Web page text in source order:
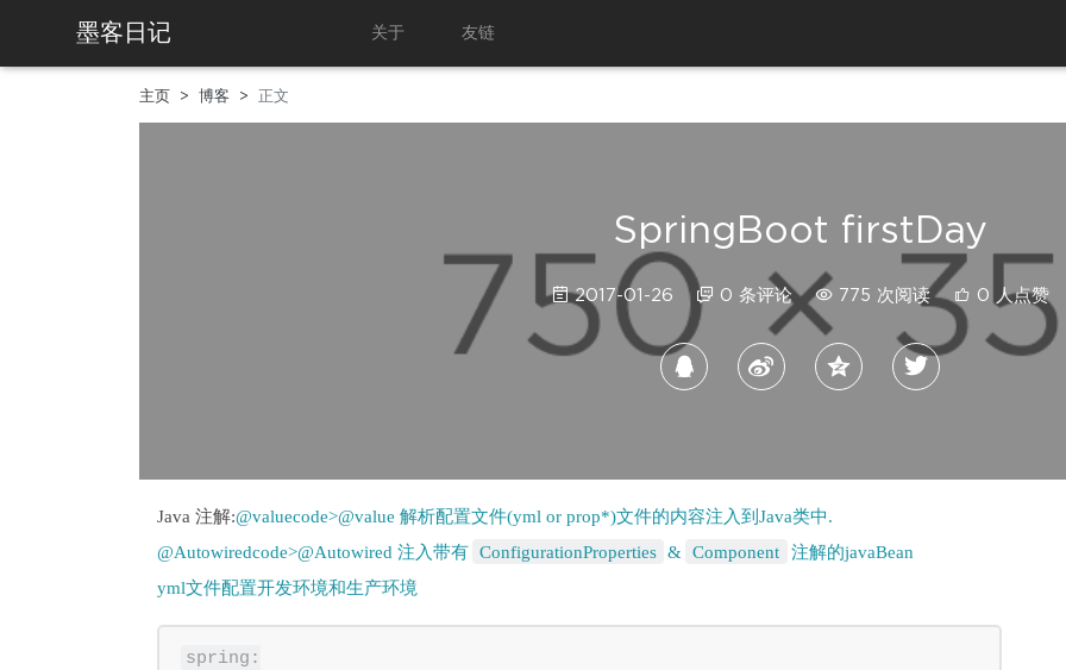
墨客日记 关于 友链
主页 博客 正文
SpringBoot firstDay
2017-01-26 0 条评论 775 次阅读 0 人点赞
Java 注解:
@Autowiredcode>@Autowired 注入带有 ConfigurationProperties & Component 注解的javaBean
yml文件配置开发环境和生产环境
spring: